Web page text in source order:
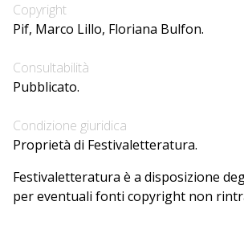
Copyright
Pif, Marco Lillo, Floriana Bulfon.
Consultabilità
Pubblicato.
Condizione giuridica
Proprietà di Festivaletteratura.
Festivaletteratura è a disposizione
per eventuali fonti copyright non